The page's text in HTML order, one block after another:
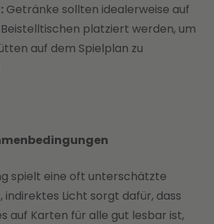
Getränke sollten idealerweise auf
platziert werden, um
auf dem Spielplan zu
spielt eine oft unterschätzte
indirektes Licht sorgt dafür, dass
auf Karten für alle gut lesbar ist,